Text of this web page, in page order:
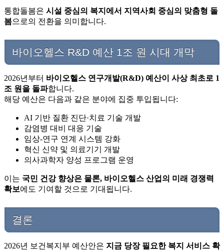
통합돌봄은 시설 중심의 복지에서 지역사회 중심의 맞춤형 돌
봄으로의 전환을 의미합니다.
바이오헬스 R&D 예산 1조 원 시대 개막
2026년부터 바이오헬스 연구개발(R&D) 예산이 사상 최초로 1
조 원을 돌파합니다.
해당 예산은 다음과 같은 분야에 집중 투입됩니다:
AI 기반 질환 진단·치료 기술 개발
감염병 대비 대응 기술
임상-연구 연계 시스템 강화
혁신 신약 및 의료기기 개발
의사과학자 양성 프로그램 운영
이는 국민 건강 향상은 물론, 바이오헬스 산업의 미래 경쟁력
확보에도 기여할 것으로 기대됩니다.
결론
2026년 보건복지부 예산안은 지금 당장 필요한 복지 서비스 확